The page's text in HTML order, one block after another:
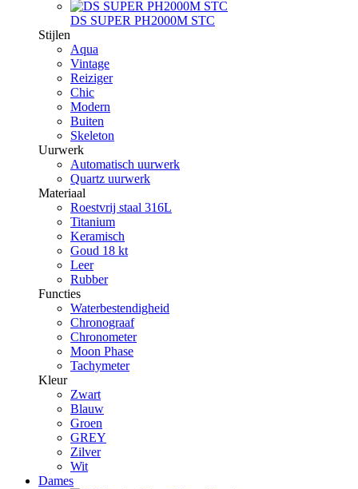
DS SUPER PH2000M STC
Stijlen
Aqua
Vintage
Reiziger
Chic
Modern
Buiten
Skeleton
Uurwerk
Automatisch uurwerk
Quartz uurwerk
Materiaal
Roestvrij staal 316L
Titanium
Keramisch
Goud 18 kt
Leer
Rubber
Functies
Waterbestendigheid
Chronograaf
Chronometer
Moon Phase
Tachymeter
Kleur
Zwart
Blauw
Groen
GREY
Zilver
Wit
Dames